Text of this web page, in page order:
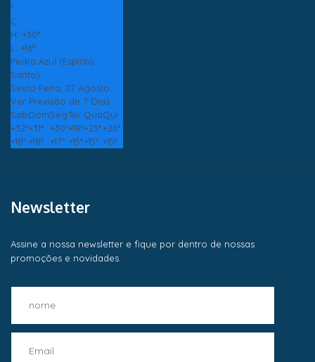
°
C
H: +30°
L: +16°
Pedra Azul (Espirito
Santo)
Sexta-Feira, 07 Agosto
Ver Previsão de 7 Dias
SábDomSegTer QuaQui
+32°+31° +30°+18°+23°+26°
+18°+18° +17° +15°+15° +15°
Newsletter
Assine a nossa newsletter e fique por dentro de nossas
promoções e novidades.